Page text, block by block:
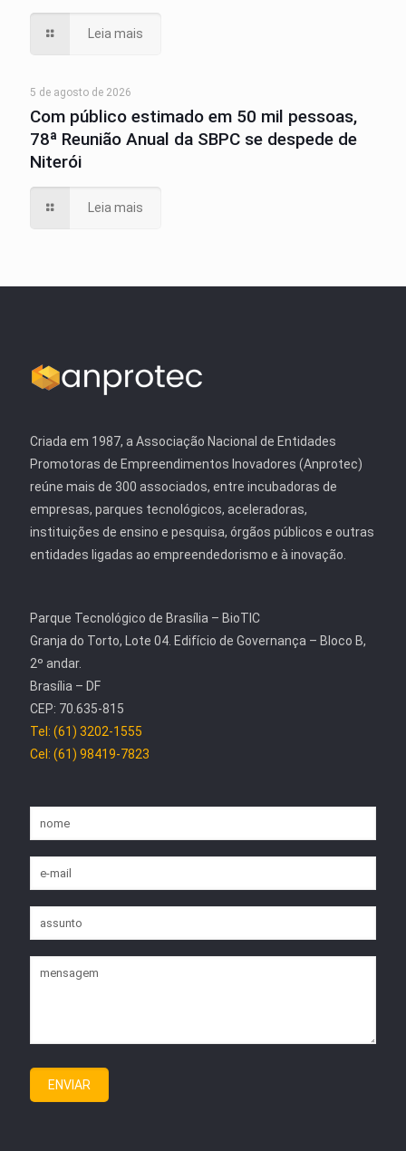
Leia mais
5 de agosto de 2026
Com público estimado em 50 mil pessoas,
78ª Reunião Anual da SBPC se despede de
Niterói
Leia mais
Criada em 1987, a Associação Nacional de Entidades
Promotoras de Empreendimentos Inovadores (Anprotec)
reúne mais de 300 associados, entre incubadoras de
empresas, parques tecnológicos, aceleradoras,
instituições de ensino e pesquisa, órgãos públicos e outras
entidades ligadas ao empreendedorismo e à inovação.
Parque Tecnológico de Brasília – BioTIC
Granja do Torto, Lote 04. Edifício de Governança – Bloco B,
2º andar.
Brasília – DF
CEP: 70.635-815
Tel: (61) 3202-1555
Cel: (61) 98419-7823